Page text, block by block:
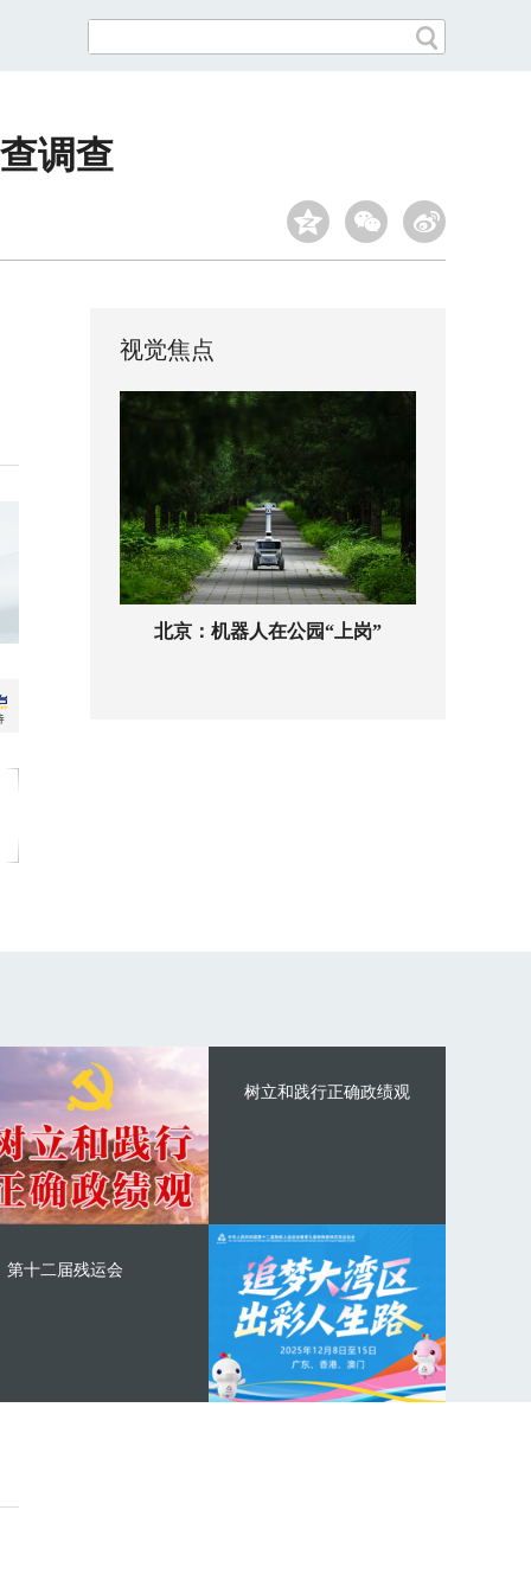
调查
视觉焦点
北京：机器人在公园“上岗”
树立和践行正确政绩观
第十二届残运会